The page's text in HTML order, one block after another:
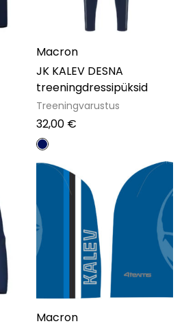
Macron
JK KALEV DESNA
treeningdressipüksid
Treeningvarustus
32,00 €
Macron